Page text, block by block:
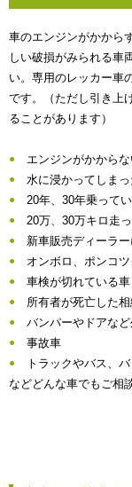
車のエンジンがかから
しい破損がみられる車
い。専用のレッカー車
です。（ただし引き上
ることがあります）
エンジンがかから
水に浸かってしま
20年、30年乗って
20万、30万キロ走
新車販売ディーラ
オンボロ、ポンコ
車検が切れている車
所有者が死亡した
バンパーやドアな
事故車
トラックやバス、
などどんな車でもご相